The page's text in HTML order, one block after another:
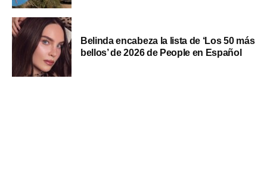
Belinda encabeza la lista de ‘Los 50 más
bellos’ de 2026 de People en Español